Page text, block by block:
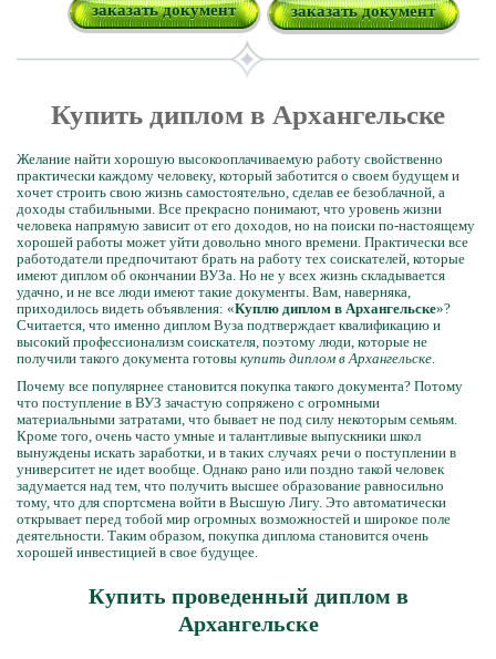
заказать документ заказать документ
Купить диплом в Архангельске
Желание найти хорошую высокооплачиваемую работу свойственно
практически каждому человеку, который заботится о своем будущем и
хочет строить свою жизнь самостоятельно, сделав ее безоблачной, а
доходы стабильными. Все прекрасно понимают, что уровень жизни
человека напрямую зависит от его доходов, но на поиски по-настоящему
хорошей работы может уйти довольно много времени. Практически все
работодатели предпочитают брать на работу тех соискателей, которые
имеют диплом об окончании ВУЗа. Но не у всех жизнь складывается
удачно, и не все люди имеют такие документы. Вам, наверняка,
приходилось видеть объявления: «Куплю диплом в Архангельске»?
Считается, что именно диплом Вуза подтверждает квалификацию и
высокий профессионализм соискателя, поэтому люди, которые не
получили такого документа готовы купить диплом в Архангельске.
Почему все популярнее становится покупка такого документа? Потому
что поступление в ВУЗ зачастую сопряжено с огромными
материальными затратами, что бывает не под силу некоторым семьям.
Кроме того, очень часто умные и талантливые выпускники школ
вынуждены искать заработки, и в таких случаях речи о поступлении в
университет не идет вообще. Однако рано или поздно такой человек
задумается над тем, что получить высшее образование равносильно
тому, что для спортсмена войти в Высшую Лигу. Это автоматически
открывает перед тобой мир огромных возможностей и широкое поле
деятельности. Таким образом, покупка диплома становится очень
хорошей инвестицией в свое будущее.
Купить проведенный диплом в
Архангельске